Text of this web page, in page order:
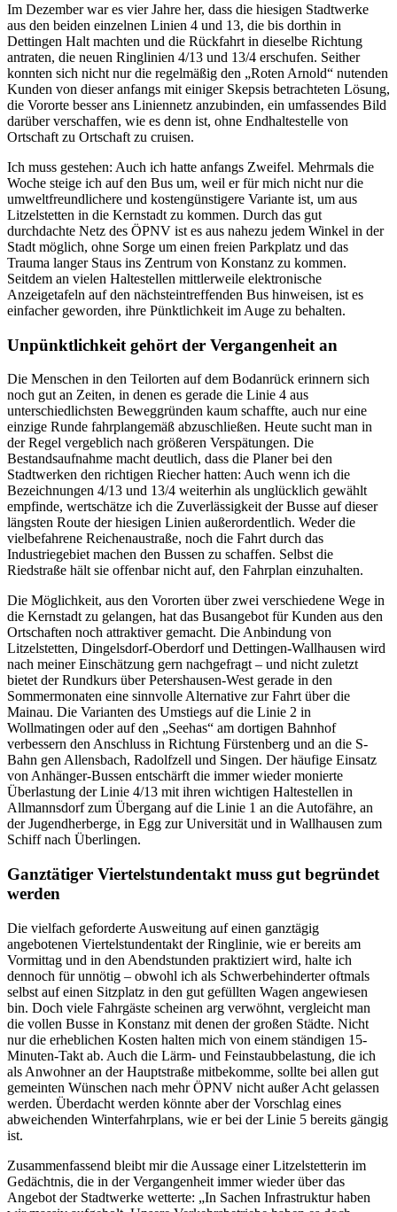
Im Dezember war es vier Jahre her, dass die hiesigen Stadtwerke
aus den beiden einzelnen Linien 4 und 13, die bis dorthin in
Dettingen Halt machten und die Rückfahrt in dieselbe Richtung
antraten, die neuen Ringlinien 4/13 und 13/4 erschufen. Seither
konnten sich nicht nur die regelmäßig den „Roten Arnold“ nutenden
Kunden von dieser anfangs mit einiger Skepsis betrachteten Lösung,
die Vororte besser ans Liniennetz anzubinden, ein umfassendes Bild
darüber verschaffen, wie es denn ist, ohne Endhaltestelle von
Ortschaft zu Ortschaft zu cruisen.
Ich muss gestehen: Auch ich hatte anfangs Zweifel. Mehrmals die
Woche steige ich auf den Bus um, weil er für mich nicht nur die
umweltfreundlichere und kostengünstigere Variante ist, um aus
Litzelstetten in die Kernstadt zu kommen. Durch das gut
durchdachte Netz des ÖPNV ist es aus nahezu jedem Winkel in der
Stadt möglich, ohne Sorge um einen freien Parkplatz und das
Trauma langer Staus ins Zentrum von Konstanz zu kommen.
Seitdem an vielen Haltestellen mittlerweile elektronische
Anzeigetafeln auf den nächsteintreffenden Bus hinweisen, ist es
einfacher geworden, ihre Pünktlichkeit im Auge zu behalten.
Unpünktlichkeit gehört der Vergangenheit an
Die Menschen in den Teilorten auf dem Bodanrück erinnern sich
noch gut an Zeiten, in denen es gerade die Linie 4 aus
unterschiedlichsten Beweggründen kaum schaffte, auch nur eine
einzige Runde fahrplangemäß abzuschließen. Heute sucht man in
der Regel vergeblich nach größeren Verspätungen. Die
Bestandsaufnahme macht deutlich, dass die Planer bei den
Stadtwerken den richtigen Riecher hatten: Auch wenn ich die
Bezeichnungen 4/13 und 13/4 weiterhin als unglücklich gewählt
empfinde, wertschätze ich die Zuverlässigkeit der Busse auf dieser
längsten Route der hiesigen Linien außerordentlich. Weder die
vielbefahrene Reichenaustraße, noch die Fahrt durch das
Industriegebiet machen den Bussen zu schaffen. Selbst die
Riedstraße hält sie offenbar nicht auf, den Fahrplan einzuhalten.
Die Möglichkeit, aus den Vororten über zwei verschiedene Wege in
die Kernstadt zu gelangen, hat das Busangebot für Kunden aus den
Ortschaften noch attraktiver gemacht. Die Anbindung von
Litzelstetten, Dingelsdorf-Oberdorf und Dettingen-Wallhausen wird
nach meiner Einschätzung gern nachgefragt – und nicht zuletzt
bietet der Rundkurs über Petershausen-West gerade in den
Sommermonaten eine sinnvolle Alternative zur Fahrt über die
Mainau. Die Varianten des Umstiegs auf die Linie 2 in
Wollmatingen oder auf den „Seehas“ am dortigen Bahnhof
verbessern den Anschluss in Richtung Fürstenberg und an die S-
Bahn gen Allensbach, Radolfzell und Singen. Der häufige Einsatz
von Anhänger-Bussen entschärft die immer wieder monierte
Überlastung der Linie 4/13 mit ihren wichtigen Haltestellen in
Allmannsdorf zum Übergang auf die Linie 1 an die Autofähre, an
der Jugendherberge, in Egg zur Universität und in Wallhausen zum
Schiff nach Überlingen.
Ganztätiger Viertelstundentakt muss gut begründet
werden
Die vielfach geforderte Ausweitung auf einen ganztägig
angebotenen Viertelstundentakt der Ringlinie, wie er bereits am
Vormittag und in den Abendstunden praktiziert wird, halte ich
dennoch für unnötig – obwohl ich als Schwerbehinderter oftmals
selbst auf einen Sitzplatz in den gut gefüllten Wagen angewiesen
bin. Doch viele Fahrgäste scheinen arg verwöhnt, vergleicht man
die vollen Busse in Konstanz mit denen der großen Städte. Nicht
nur die erheblichen Kosten halten mich von einem ständigen 15-
Minuten-Takt ab. Auch die Lärm- und Feinstaubbelastung, die ich
als Anwohner an der Hauptstraße mitbekomme, sollte bei allen gut
gemeinten Wünschen nach mehr ÖPNV nicht außer Acht gelassen
werden. Überdacht werden könnte aber der Vorschlag eines
abweichenden Winterfahrplans, wie er bei der Linie 5 bereits gängig
ist.
Zusammenfassend bleibt mir die Aussage einer Litzelstetterin im
Gedächtnis, die in der Vergangenheit immer wieder über das
Angebot der Stadtwerke wetterte: „In Sachen Infrastruktur haben